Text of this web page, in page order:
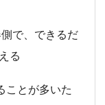
で、できるだ
る
ことが多いた